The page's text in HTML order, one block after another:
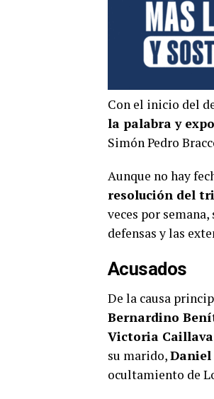
Con el inicio del
la palabra y
Simón Pedro
Aunque no hay
resolución del
veces por
defensas y las
Acusados
De la causa
Bernardino
Victoria Caillava
su marido,
ocultamiento de